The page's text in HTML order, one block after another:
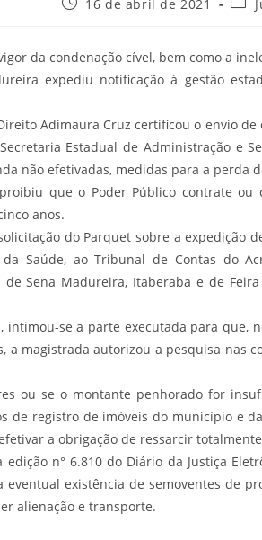
16 de abril de 2021
da condenação cível, bem como a
expediu notificação à gestão
Adimaura Cruz certificou o envio de
Estadual de Administração e
não efetivadas, medidas para a perda
que o Poder Público contrate
anos.
do Parquet sobre a expedição
Saúde, ao Tribunal de Contas do
Sena Madureira, Itaberaba e de
intimou-se a parte executada para que,
a magistrada autorizou a pesquisa nas
ou se o montante penhorado for
de registro de imóveis do município e
a obrigação de ressarcir
n° 6.810 do Diário da Justiça
eventual existência de semoventes de
alienação e transporte.